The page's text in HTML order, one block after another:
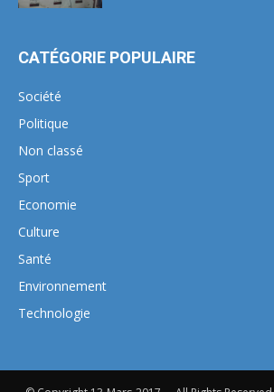
CATÉGORIE POPULAIRE
Société
Politique
Non classé
Sport
Economie
Culture
Santé
Environnement
Technologie